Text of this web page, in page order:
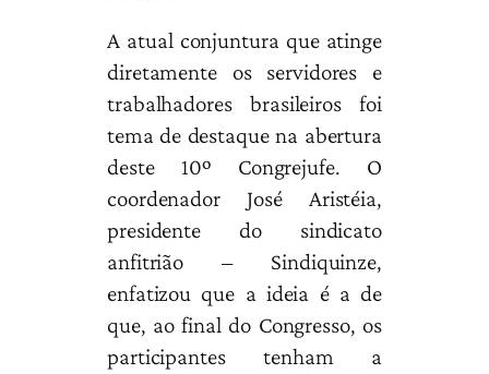
A atual conjuntura que atinge
diretamente os servidores e
trabalhadores brasileiros foi
tema de destaque na abertura
deste 10º Congrejufe. O
coordenador José Aristéia,
presidente do sindicato
anfitrião – Sindiquinze,
enfatizou que a ideia é a de
que, ao final do Congresso, os
participantes tenham a